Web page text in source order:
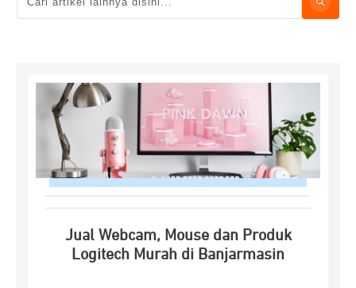
Jual Webcam, Mouse dan Produk
Logitech Murah di Banjarmasin